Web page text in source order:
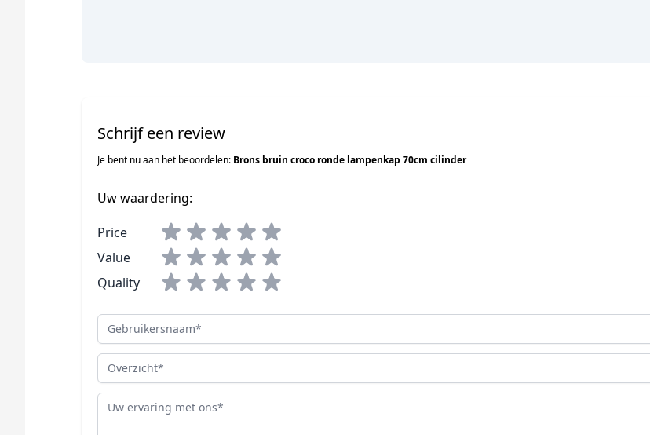
Schrijf een review
Je bent nu aan het beoordelen: Brons bruin croco ronde lampenkap 70cm cilinder
Uw waardering:
Price
Value
Quality
Gebruikersnaam
Overzicht
Review